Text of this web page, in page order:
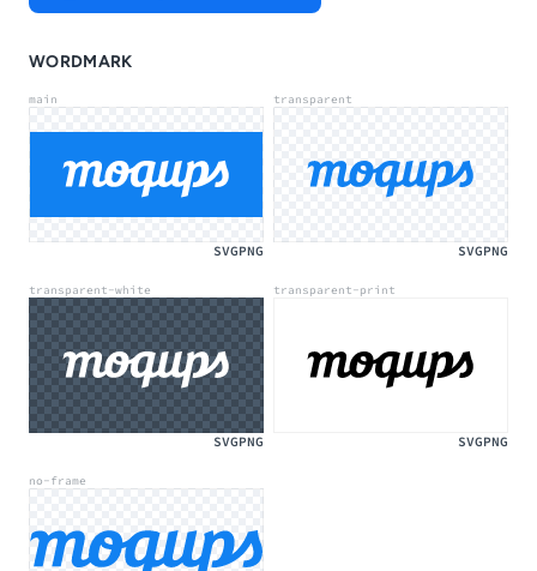
WORDMARK
main
SVGPNG
transparent
SVGPNG
transparent-white
SVGPNG
transparent-print
SVGPNG
no-frame